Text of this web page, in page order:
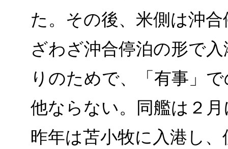
た。その後、米側は沖
ざわざ沖合停泊の形で
りのためで、「有事」
他ならない。同艦は２
昨年は苫小牧に入港し